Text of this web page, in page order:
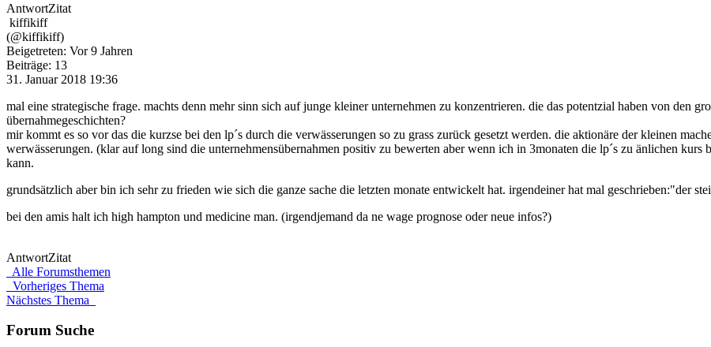
AntwortZitat
kiffikiff
(@kiffikiff)
Beigetreten: Vor 9 Jahren
Beiträge: 13
31. Januar 2018 19:36
mal eine strategische frage. machts denn mehr sinn sich auf junge kleiner unternehmen zu konzentrieren. die das potentzial haben von den
übernahmegeschichten?
mir kommt es so vor das die kurzse bei den lp´s durch die verwässerungen so zu grass zurück gesetzt werden. die aktionäre der kleinen
werwässerungen. (klar auf long sind die unternehmensübernahmen positiv zu bewerten aber wenn ich in 3monaten die lp´s zu änlichen
kann.
grundsätzlich aber bin ich sehr zu frieden wie sich die ganze sache die letzten monate entwickelt hat. irgendeiner hat mal geschrieben:"der
bei den amis halt ich high hampton und medicine man. (irgendjemand da ne wage prognose oder neue infos?)
AntwortZitat
Alle Forumsthemen
Vorheriges Thema
Nächstes Thema
Forum Suche